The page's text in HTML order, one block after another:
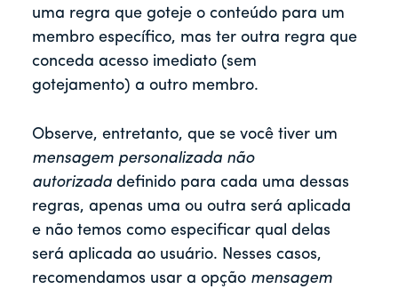
uma regra que goteje o conteúdo para um
membro específico, mas ter outra regra que
conceda acesso imediato (sem
gotejamento) a outro membro.
Observe, entretanto, que se você tiver um
mensagem personalizada não
autorizada definido para cada uma dessas
regras, apenas uma ou outra será aplicada
e não temos como especificar qual delas
será aplicada ao usuário. Nesses casos,
recomendamos usar a opção mensagem